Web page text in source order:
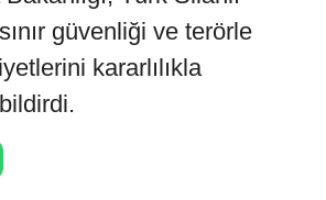
güvenliği ve terörle
kararlılıkla